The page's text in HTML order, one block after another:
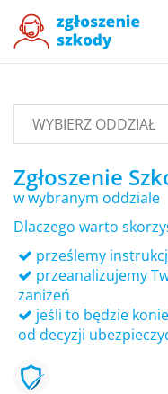
WYBIERZ ODDZIAŁ
Zgłoszenie
w wybranym oddziale
Dlaczego warto
prześlemy
przeanalizujemy
zaniżeń
jeśli to będzie
od decyzji